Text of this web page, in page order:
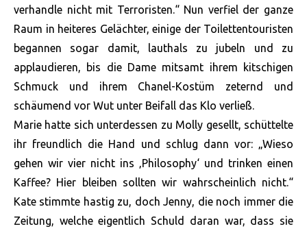
verhandle nicht mit Terroristen.“ Nun verfiel der ganze
Raum in heiteres Gelächter, einige der Toilettentouristen
begannen sogar damit, lauthals zu jubeln und zu
applaudieren, bis die Dame mitsamt ihrem kitschigen
Schmuck und ihrem Chanel-Kostüm zeternd und
schäumend vor Wut unter Beifall das Klo verließ.
Marie hatte sich unterdessen zu Molly gesellt, schüttelte
ihr freundlich die Hand und schlug dann vor: „Wieso
gehen wir vier nicht ins ‚Philosophy‘ und trinken einen
Kaffee? Hier bleiben sollten wir wahrscheinlich nicht.“
Kate stimmte hastig zu, doch Jenny, die noch immer die
Zeitung, welche eigentlich Schuld daran war, dass sie